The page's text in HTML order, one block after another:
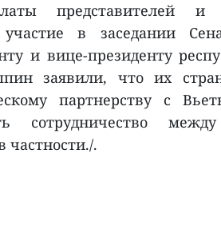
представителей и
в заседании
и вице-президенту
заявили, что их
партнерству с
сотрудничество между
частности./.